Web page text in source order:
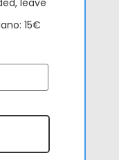
leave
15€